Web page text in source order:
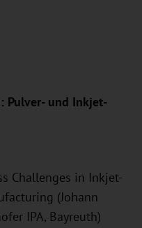
Pulver- und Inkjet-
Challenges in Inkjet-
(Johann
IPA, Bayreuth)